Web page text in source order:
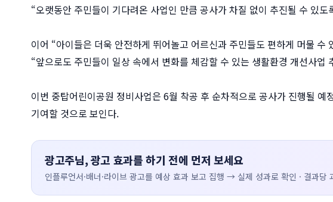
“오랫동안 주민들이 기다려온 사업인 만큼 공사가 차질 없이 추진될 수 있
이어 “아이들은 더욱 안전하게 뛰어놀고 어르신과 주민들도 편하게 머물
“앞으로도 주민들이 일상 속에서 변화를 체감할 수 있는 생활환경 개선사업
이번 중탑어린이공원 정비사업은 6월 착공 후 순차적으로 공사가 진행될
기여할 것으로 보인다.
광고주님, 광고 효과를 하기 전에 먼저 보세요
인플루언서·배너·라이브 광고를 예상 효과 보고 집행 → 실제 성과로 확인 · 결과당